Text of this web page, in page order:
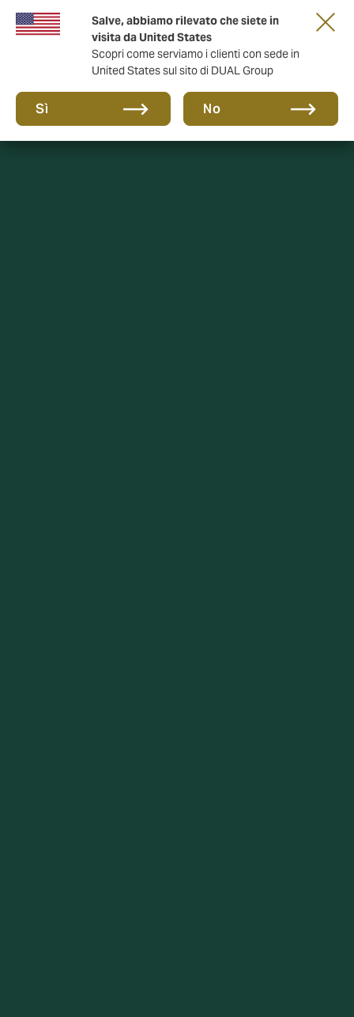
Salve, abbiamo rilevato che siete in
visita da United States
Scopri come serviamo i clienti con sede in
United States sul sito di DUAL Group
Sì No
anni di DUAL Italia